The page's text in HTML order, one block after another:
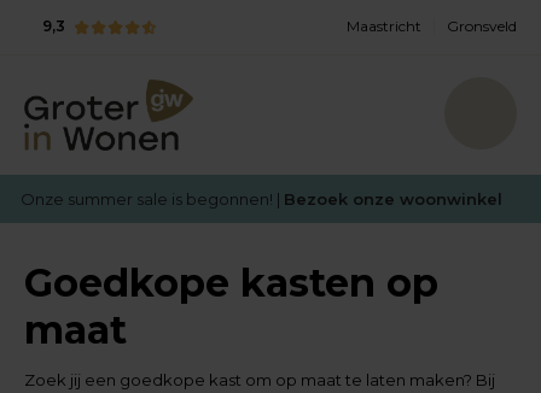
9,3 Maastricht Gronsveld
Onze summer sale is begonnen! | Bezoek onze woonwinkel
Goedkope kasten op
maat
Zoek jij een goedkope kast om op maat te laten maken? Bij